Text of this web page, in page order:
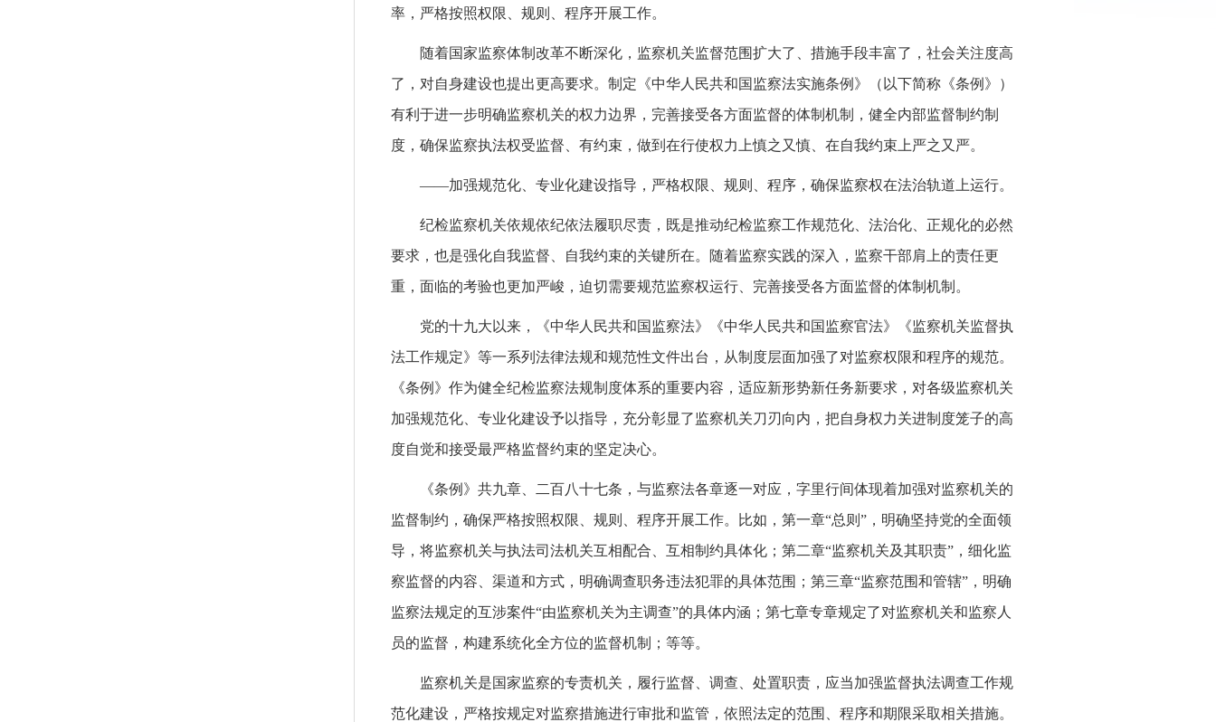
率，严格按照权限、规则、程序开展工作。
随着国家监察体制改革不断深化，监察机关监督范围扩大了、措施手段丰富了，社会关注度高
了，对自身建设也提出更高要求。制定《中华人民共和国监察法实施条例》（以下简称《条例》）
有利于进一步明确监察机关的权力边界，完善接受各方面监督的体制机制，健全内部监督制约制
度，确保监察执法权受监督、有约束，做到在行使权力上慎之又慎、在自我约束上严之又严。
——加强规范化、专业化建设指导，严格权限、规则、程序，确保监察权在法治轨道上运行。
纪检监察机关依规依纪依法履职尽责，既是推动纪检监察工作规范化、法治化、正规化的必然
要求，也是强化自我监督、自我约束的关键所在。随着监察实践的深入，监察干部肩上的责任更
重，面临的考验也更加严峻，迫切需要规范监察权运行、完善接受各方面监督的体制机制。
党的十九大以来，《中华人民共和国监察法》《中华人民共和国监察官法》《监察机关监督执
法工作规定》等一系列法律法规和规范性文件出台，从制度层面加强了对监察权限和程序的规范。
《条例》作为健全纪检监察法规制度体系的重要内容，适应新形势新任务新要求，对各级监察机关
加强规范化、专业化建设予以指导，充分彰显了监察机关刀刃向内，把自身权力关进制度笼子的高
度自觉和接受最严格监督约束的坚定决心。
《条例》共九章、二百八十七条，与监察法各章逐一对应，字里行间体现着加强对监察机关的
监督制约，确保严格按照权限、规则、程序开展工作。比如，第一章“总则”，明确坚持党的全面领
导，将监察机关与执法司法机关互相配合、互相制约具体化；第二章“监察机关及其职责”，细化监
察监督的内容、渠道和方式，明确调查职务违法犯罪的具体范围；第三章“监察范围和管辖”，明确
监察法规定的互涉案件“由监察机关为主调查”的具体内涵；第七章专章规定了对监察机关和监察人
员的监督，构建系统化全方位的监督机制；等等。
监察机关是国家监察的专责机关，履行监督、调查、处置职责，应当加强监督执法调查工作规
范化建设，严格按规定对监察措施进行审批和监管，依照法定的范围、程序和期限采取相关措施。